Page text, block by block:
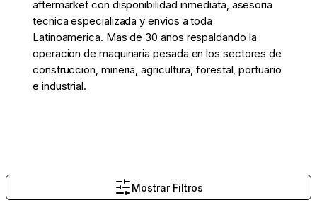
aftermarket con disponibilidad inmediata, asesoria
tecnica especializada y envios a toda
Latinoamerica. Mas de 30 anos respaldando la
operacion de maquinaria pesada en los sectores de
construccion, mineria, agricultura, forestal, portuario
e industrial.
Mostrar Filtros